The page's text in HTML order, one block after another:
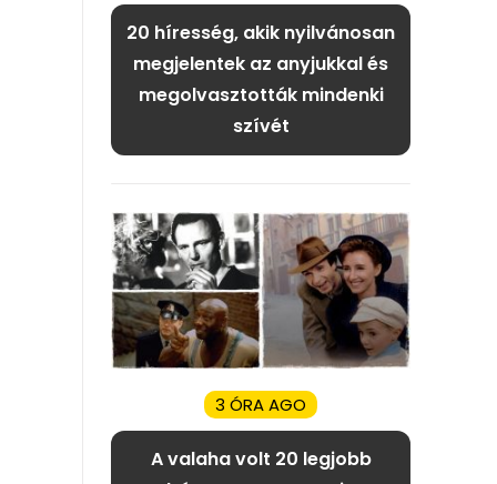
20 híresség, akik nyilvánosan
megjelentek az anyjukkal és
megolvasztották mindenki
szívét
3 ÓRA AGO
A valaha volt 20 legjobb